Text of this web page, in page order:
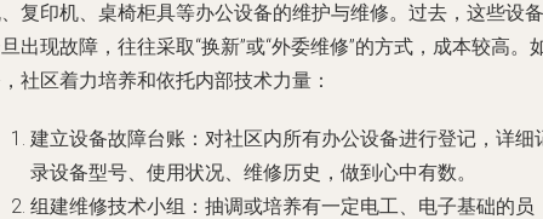
复印机、桌椅柜具等办公设备的维护与维修。过去，这些设备
出现故障，往往采取“换新”或“外委维修”的方式，成本较高。
社区着力培养和依托内部技术力量：
建立设备故障台账：对社区内所有办公设备进行登记，详细
录设备型号、使用状况、维修历史，做到心中有数。
组建维修技术小组：抽调或培养有一定电工、电子基础的员